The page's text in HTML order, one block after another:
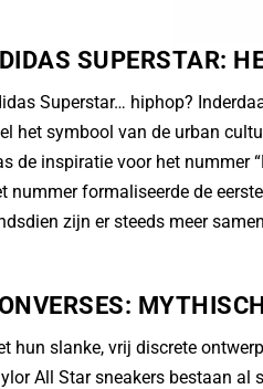
SUPERSTAR:
Superstar… hiphop?
het symbool van de urban
de inspiratie voor het nummer
nummer formaliseerde de
zijn er steeds meer
hun slanke, vrij discrete
All Star sneakers bestaan al